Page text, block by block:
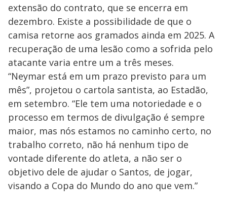
extensão do contrato, que se encerra em
dezembro. Existe a possibilidade de que o
camisa retorne aos gramados ainda em 2025. A
recuperação de uma lesão como a sofrida pelo
atacante varia entre um a três meses.
“Neymar está em um prazo previsto para um
mês”, projetou o cartola santista, ao Estadão,
em setembro. “Ele tem uma notoriedade e o
processo em termos de divulgação é sempre
maior, mas nós estamos no caminho certo, no
trabalho correto, não há nenhum tipo de
vontade diferente do atleta, a não ser o
objetivo dele de ajudar o Santos, de jogar,
visando a Copa do Mundo do ano que vem.”